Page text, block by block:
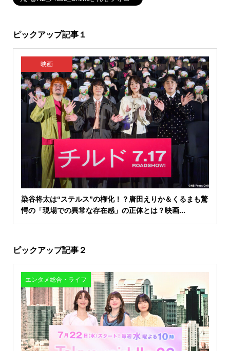
ピックアップ記事１
映画
染谷将太は“ステルス”の権化！？唐田えりか＆くるまも驚
愕の「現場での異常な存在感」の正体とは？映画...
ピックアップ記事２
エンタメ総合・ライフ